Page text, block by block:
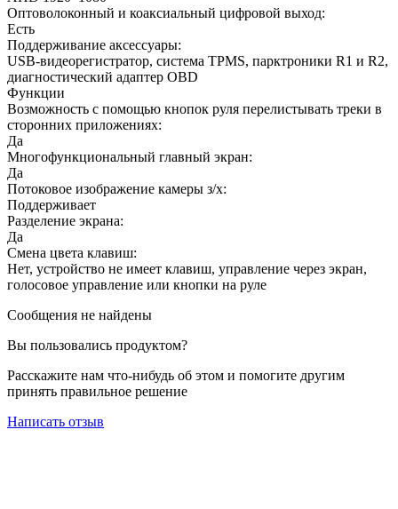
Оптоволоконный и коаксиальный цифровой выход:
Есть
Поддерживание аксессуары:
USB-видеорегистратор, система TPMS, парктроники R1 и R2,
диагностический адаптер OBD
Функции
Возможность с помощью кнопок руля перелистывать треки в
сторонних приложениях:
Да
Многофункциональный главный экран:
Да
Потоковое изображение камеры з/х:
Поддерживает
Разделение экрана:
Да
Смена цвета клавиш:
Нет, устройство не имеет клавиш, управление через экран,
голосовое управление или кнопки на руле
Сообщения не найдены
Вы пользовались продуктом?
Расскажите нам что-нибудь об этом и помогите другим
принять правильное решение
Написать отзыв